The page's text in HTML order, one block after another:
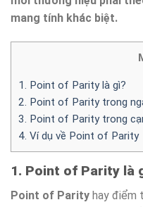
mang tính khác biệt.
1. Point of Parity là gì?
2. Point of Parity trong
3. Point of Parity trong
4. Ví dụ về Point of Parity
1. Point of Parity là
Point of Parity hay điểm